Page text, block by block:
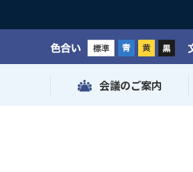
色合い
会議のご案内